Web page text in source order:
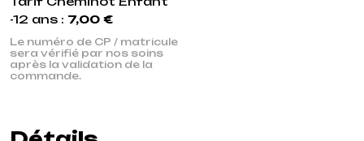
-12 ans : 7,00 €
Le numéro de CP / matricule
sera vérifié par nos soins
après la validation de la
commande.